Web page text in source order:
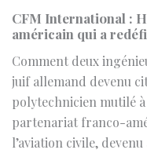
juif allemand devenu
polytechnicien mutilé à
partenariat franco-
l’aviation civile,
moteurs d’avion.
La fuite des